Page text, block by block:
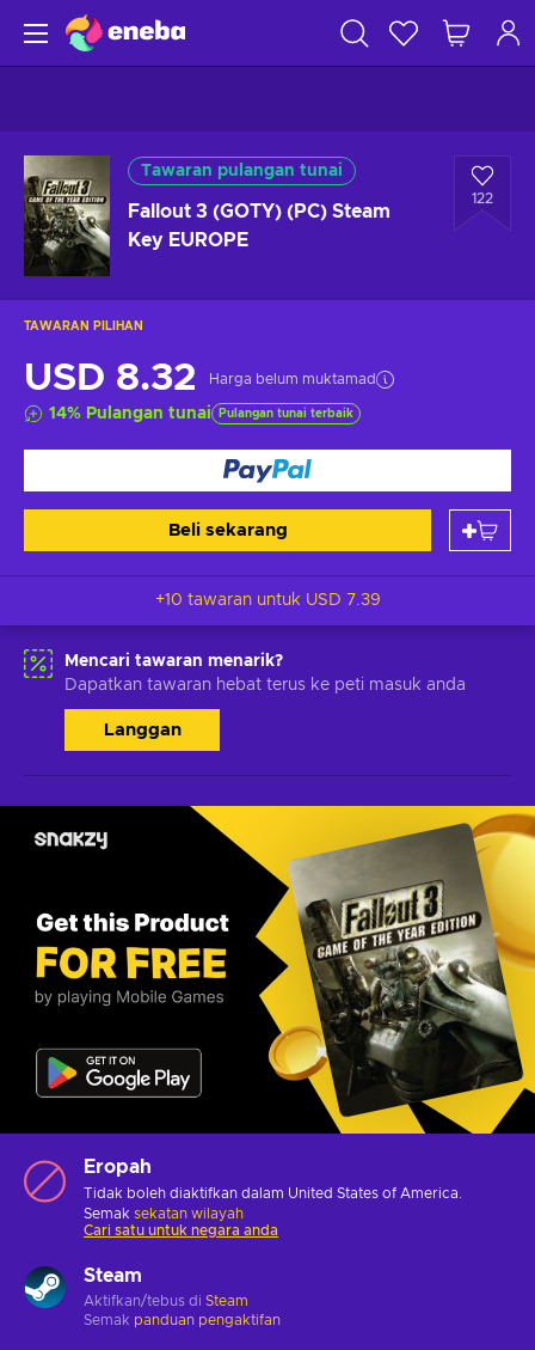
Tawaran pulangan tunai
Fallout 3 (GOTY) (PC) Steam
Key EUROPE
122
TAWARAN PILIHAN
USD 8.32 Harga belum muktamad
14% Pulangan tunai Pulangan tunai terbaik
Beli sekarang
+10 tawaran untuk USD 7.39
Mencari tawaran menarik?
Dapatkan tawaran hebat terus ke peti masuk anda
Langgan
Eropah
Tidak boleh diaktifkan dalam United States of America.
Semak sekatan wilayah
Cari satu untuk negara anda
Steam
Aktifkan/tebus di Steam
Semak panduan pengaktifan